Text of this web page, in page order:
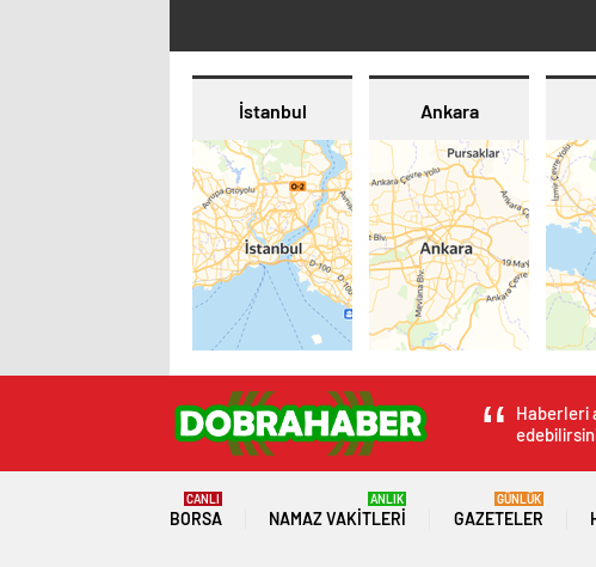
İstanbul Ankara
Haberleri
BORSA
CANLI
NAMAZ VAKITLERI
ANLIK
GAZETELER
GÜNLÜK